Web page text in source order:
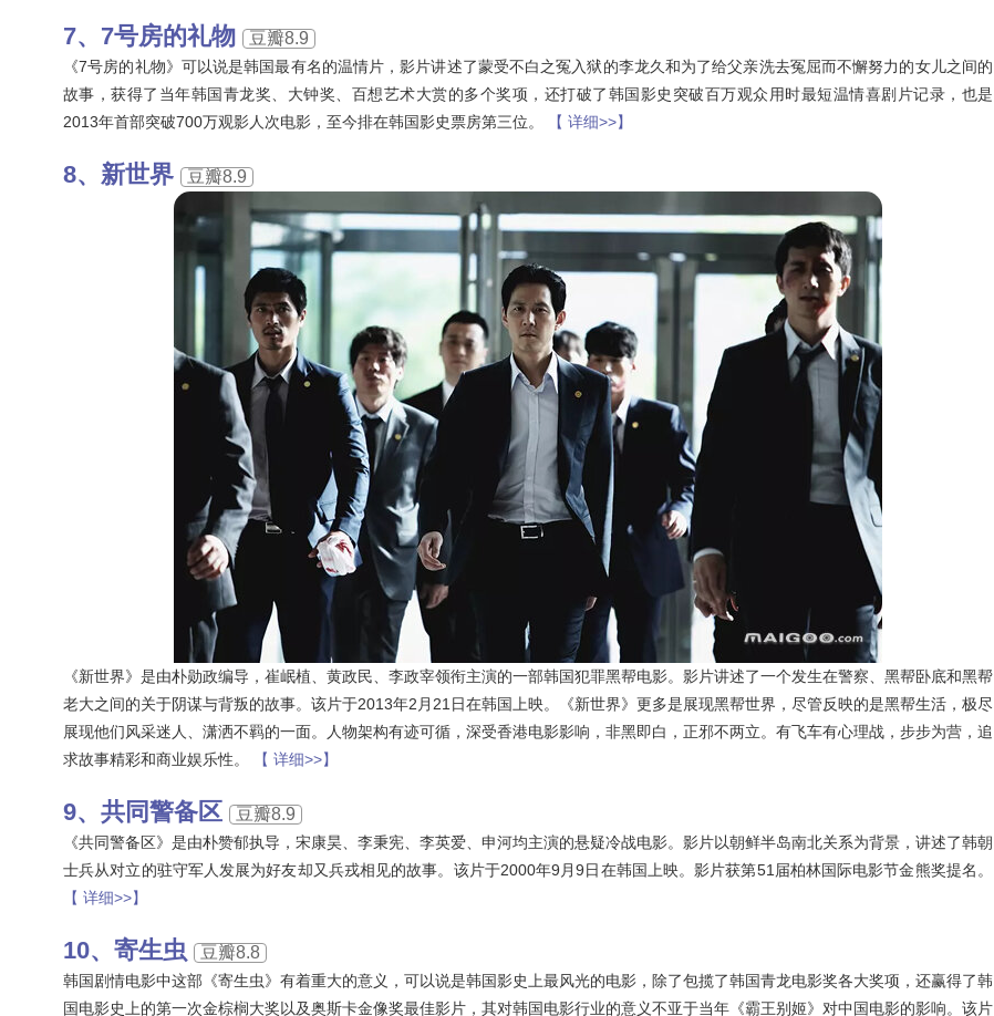
7号房的礼物 豆瓣8.9
《7号房的礼物》可以说是韩国最有名的温情片，影片讲述了蒙受不白之冤入狱的李龙久和为了给父亲洗去冤屈而不懈努力的女儿之间的
故事，获得了当年韩国青龙奖、大钟奖、百想艺术大赏的多个奖项，还打破了韩国影史突破百万观众用时最短温情喜剧片记录，也是
2013年首部突破700万观影人次电影，至今排在韩国影史票房第三位。
【 详细>>】
新世界 豆瓣8.9
《新世界》是由朴勋政编导，崔岷植、黄政民、李政宰领衔主演的一部韩国犯罪黑帮电影。影片讲述了一个发生在警察、黑帮卧底和黑帮
老大之间的关于阴谋与背叛的故事。该片于2013年2月21日在韩国上映。《新世界》更多是展现黑帮世界，尽管反映的是黑帮生活，极尽
展现他们风采迷人、潇洒不羁的一面。人物架构有迹可循，深受香港电影影响，非黑即白，正邪不两立。有飞车有心理战，步步为营，追
求故事精彩和商业娱乐性。
【 详细>>】
共同警备区 豆瓣8.9
《共同警备区》是由朴赞郁执导，宋康昊、李秉宪、李英爱、申河均主演的悬疑冷战电影。影片以朝鲜半岛南北关系为背景，讲述了韩朝
士兵从对立的驻守军人发展为好友却又兵戎相见的故事。该片于2000年9月9日在韩国上映。影片获第51届柏林国际电影节金熊奖提名。
【 详细>>】
寄生虫 豆瓣8.8
韩国剧情电影中这部《寄生虫》有着重大的意义，可以说是韩国影史上最风光的电影，除了包揽了韩国青龙电影奖各大奖项，还赢得了韩
国电影史上的第一次金棕榈大奖以及奥斯卡金像奖最佳影片，其对韩国电影行业的意义不亚于当年《霸王别姬》对中国电影的影响。该片